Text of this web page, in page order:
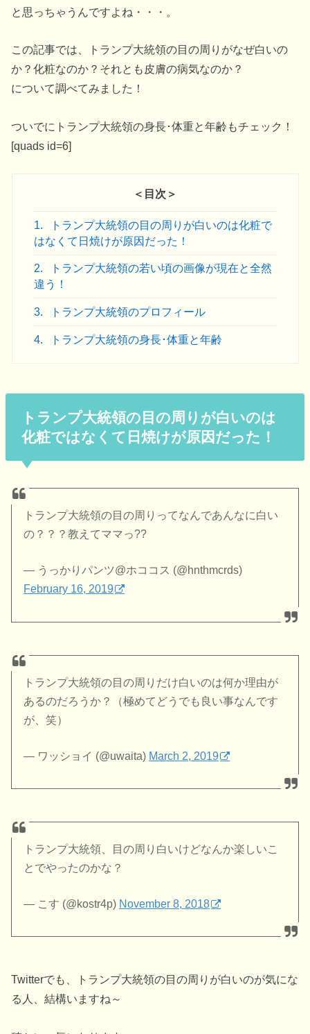
と思っちゃうんですよね・・・。
この記事では、トランプ大統領の目の周りがなぜ白いの
か？化粧なのか？それとも皮膚の病気なのか？
について調べてみました！
ついでにトランプ大統領の身長･体重と年齢もチェック！
[quads id=6]
＜目次＞
1.
トランプ大統領の目の周りが白いのは化粧で
はなくて日焼けが原因だった！
2.
トランプ大統領の若い頃の画像が現在と全然
違う！
3. トランプ大統領のプロフィール
4. トランプ大統領の身長･体重と年齢
トランプ大統領の目の周りが白いのは
化粧ではなくて日焼けが原因だった！
トランプ大統領の目の周りってなんであんなに白い
の？？？教えてママっ??
— うっかりパンツ@ホココス (@hnthmcrds)
February 16, 2019
トランプ大統領の目の周りだけ白いのは何か理由が
あるのだろうか？（極めてどうでも良い事なんです
が、笑）
— ワッショイ (@uwaita) March 2, 2019
トランプ大統領、目の周り白いけどなんか楽しいこ
とでやったのかな？
— こす (@kostr4p) November 8, 2018
Twitterでも、トランプ大統領の目の周りが白いのが気にな
る人、結構いますね～